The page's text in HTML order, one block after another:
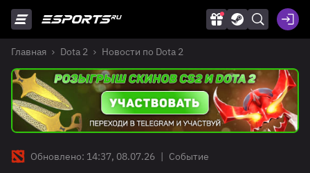
Главная Dota 2 Новости по Dota 2
Обновлено: 14:37, 08.07.26 | Событие